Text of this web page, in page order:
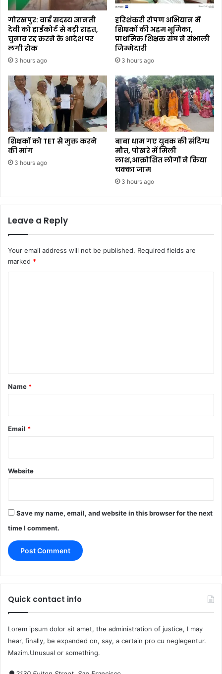
गोरखपुर: वार्ड सदस्य ज्ञानती
देवी को हाईकोर्ट से बड़ी राहत,
चुनाव रद्द करने के आदेश पर
लगी रोक
3 hours ago
हरिशंकरी रोपण अभियान में
शिक्षकों की अहम भूमिका,
प्राथमिक शिक्षक संघ ने संभाली
जिम्मेदारी
3 hours ago
शिक्षकों को TET से मुक्त करने
की मांग
3 hours ago
बाबा धाम गए युवक की संदिग्ध
मौत, पोखरे में मिली
लाश,आक्रोशित लोगों ने किया
चक्का जाम
3 hours ago
Leave a Reply
Your email address will not be published. Required fields are
marked *
*
Name *
Email *
Website
Save my name, email, and website in this browser for the next
time I comment.
Quick contact info
Lorem ipsum dolor sit amet, the administration of justice, I may
hear, finally, be expanded on, say, a certain pro cu neglegentur.
Mazim.Unusual or something.